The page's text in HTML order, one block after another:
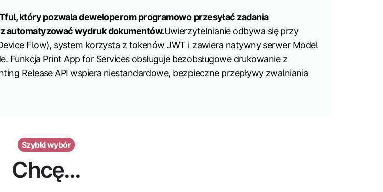
który pozwala deweloperom programowo przesyłać zadania
automatyzować wydruk dokumentów.Uwierzytelnianie odbywa się przy
Flow), system korzysta z tokenów JWT i zawiera natywny serwer Model
Print App for Services obsługuje bezobsługowe drukowanie z
Release API wspiera niestandardowe, bezpieczne przepływy zwalniania
Szybki wybór
Chcę...